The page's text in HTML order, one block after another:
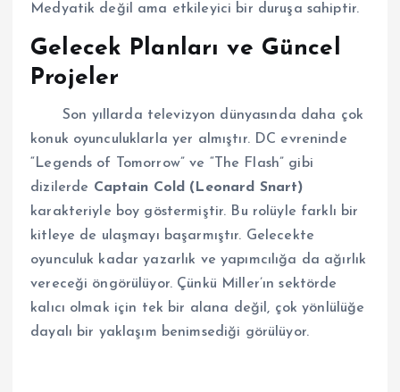
Medyatik değil ama etkileyici bir duruşa sahiptir.
Gelecek Planları ve Güncel
Projeler
Son yıllarda televizyon dünyasında daha çok
konuk oyunculuklarla yer almıştır. DC evreninde
“Legends of Tomorrow” ve “The Flash” gibi
dizilerde Captain Cold (Leonard Snart)
karakteriyle boy göstermiştir. Bu rolüyle farklı bir
kitleye de ulaşmayı başarmıştır. Gelecekte
oyunculuk kadar yazarlık ve yapımcılığa da ağırlık
vereceği öngörülüyor. Çünkü Miller’ın sektörde
kalıcı olmak için tek bir alana değil, çok yönlülüğe
dayalı bir yaklaşım benimsediği görülüyor.